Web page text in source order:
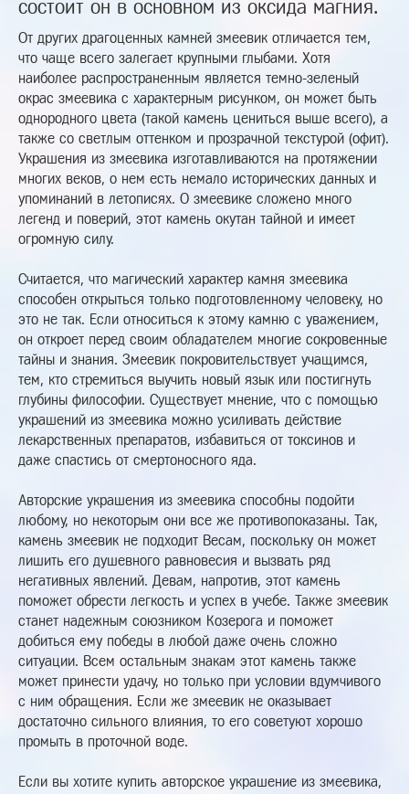
состоит он в основном из оксида магния.
От других драгоценных камней змеевик отличается тем,
что чаще всего залегает крупными глыбами. Хотя
наиболее распространенным является темно-зеленый
окрас змеевика с характерным рисунком, он может быть
однородного цвета (такой камень цениться выше всего), а
также со светлым оттенком и прозрачной текстурой (офит).
Украшения из змеевика изготавливаются на протяжении
многих веков, о нем есть немало исторических данных и
упоминаний в летописях. О змеевике сложено много
легенд и поверий, этот камень окутан тайной и имеет
огромную силу.
Считается, что магический характер камня змеевика
способен открыться только подготовленному человеку, но
это не так. Если относиться к этому камню с уважением,
он откроет перед своим обладателем многие сокровенные
тайны и знания. Змеевик покровительствует учащимся,
тем, кто стремиться выучить новый язык или постигнуть
глубины философии. Существует мнение, что с помощью
украшений из змеевика можно усиливать действие
лекарственных препаратов, избавиться от токсинов и
даже спастись от смертоносного яда.
Авторские украшения из змеевика способны подойти
любому, но некоторым они все же противопоказаны. Так,
камень змеевик не подходит Весам, поскольку он может
лишить его душевного равновесия и вызвать ряд
негативных явлений. Девам, напротив, этот камень
поможет обрести легкость и успех в учебе. Также змеевик
станет надежным союзником Козерога и поможет
добиться ему победы в любой даже очень сложно
ситуации. Всем остальным знакам этот камень также
может принести удачу, но только при условии вдумчивого
с ним обращения. Если же змеевик не оказывает
достаточно сильного влияния, то его советуют хорошо
промыть в проточной воде.
Если вы хотите купить авторское украшение из змеевика,